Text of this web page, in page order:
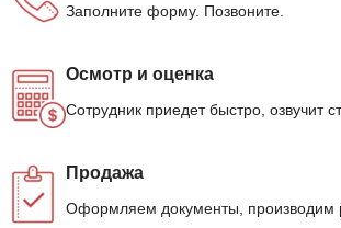
Заполните форму. Позвоните.
Осмотр и оценка
Сотрудник приедет быстро, озвучит
Продажа
Оформляем документы, производим